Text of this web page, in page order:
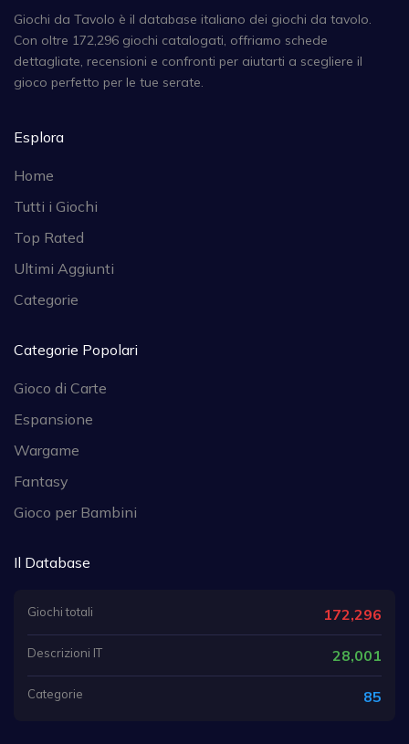
Giochi da Tavolo è il database italiano dei giochi da tavolo.
Con oltre 172,296 giochi catalogati, offriamo schede
dettagliate, recensioni e confronti per aiutarti a scegliere il
gioco perfetto per le tue serate.
Esplora
Home
Tutti i Giochi
Top Rated
Ultimi Aggiunti
Categorie
Categorie Popolari
Gioco di Carte
Espansione
Wargame
Fantasy
Gioco per Bambini
Il Database
Giochi totali 172,296
Descrizioni IT 28,001
Categorie 85